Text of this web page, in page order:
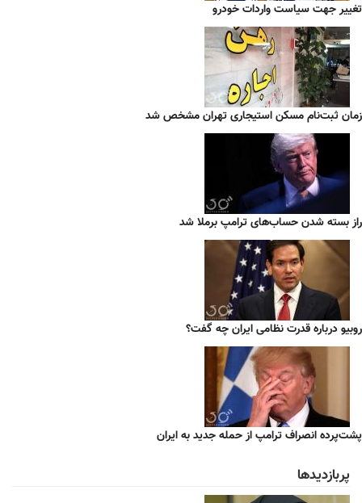
تغییر جهت سیاست واردات خودرو
زمان ثبت‌نام مسکن استیجاری تهران مشخص شد
راز بسته شدن حساب‌های ترامپ برملا شد
روبیو درباره قدرت نظامی ایران چه گفت؟
پشت‌پرده انصراف ترامپ از حمله جدید به ایران
پربازدیدها